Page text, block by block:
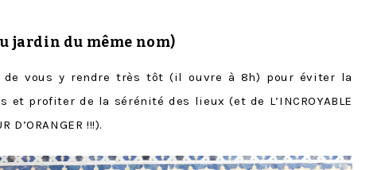
jardin du même nom)
de vous y rendre très tôt (il ouvre à 8h) pour éviter la
profiter de la sérénité des lieux (et de L’INCROYABLE
D’ORANGER !!!).